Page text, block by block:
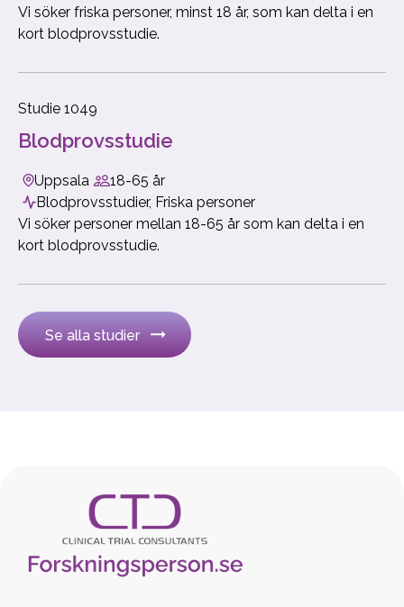
Vi söker friska personer, minst 18 år, som kan delta i en
kort blodprovsstudie.
Studie 1049
Blodprovsstudie
Uppsala
18-65 år
Blodprovsstudier, Friska personer
Vi söker personer mellan 18-65 år som kan delta i en
kort blodprovsstudie.
Se alla studier